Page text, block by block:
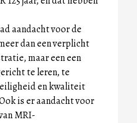
aandacht voor de
dan een verplicht
maar een een
te leren, te
en kwaliteit
is er aandacht voor
MRI-